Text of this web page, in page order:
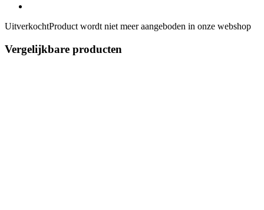
UitverkochtProduct wordt niet meer aangeboden in onze webshop
Vergelijkbare producten